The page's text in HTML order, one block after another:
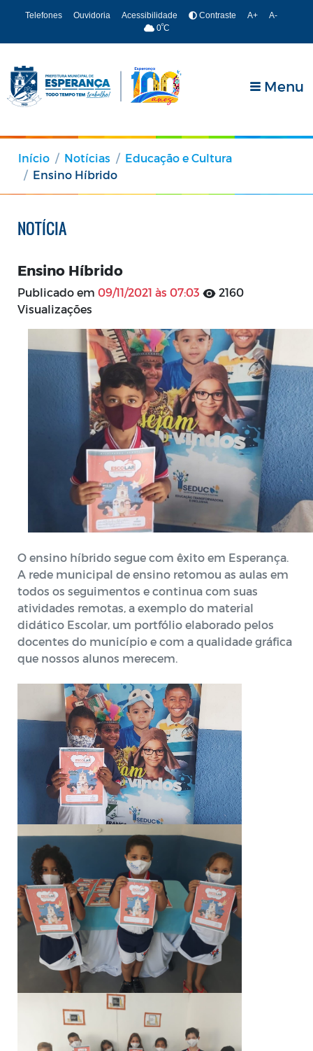
Telefones Ouvidoria Acessibilidade Contraste A+
A-
0ºC
Menu
Início Notícias
Educação e Cultura
Ensino Híbrido
NOTÍCIA
Ensino Híbrido
Publicado em 09/11/2021 às 07:03
2160
Visualizações
O ensino híbrido segue com êxito em Esperança.
A rede municipal de ensino retomou as aulas em
todos os seguimentos e continua com suas
atividades remotas, a exemplo do material
didático Escolar, um portfólio elaborado pelos
docentes do município e com a qualidade gráfica
que nossos alunos merecem.